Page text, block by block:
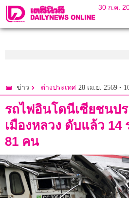
30 ก.ค.
ข่าว ต่างประเทศ 28 เม.ย. 2569 •
รถไฟอินโดนีเซียชนป
เมืองหลวง ดับแล้ว 14
81 คน